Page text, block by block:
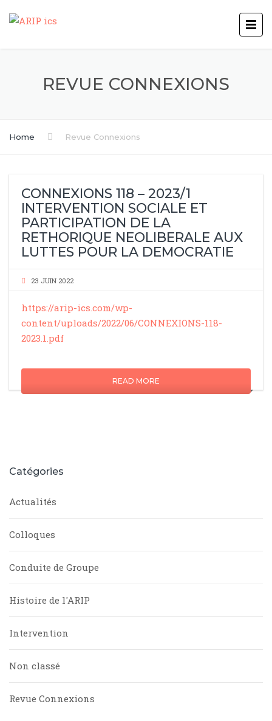
REVUE CONNEXIONS
Home Revue Connexions
CONNEXIONS 118 – 2023/1
INTERVENTION SOCIALE ET
PARTICIPATION DE LA
RETHORIQUE NEOLIBERALE AUX
LUTTES POUR LA DEMOCRATIE
23 JUIN 2022
https://arip-ics.com/wp-
content/uploads/2022/06/CONNEXIONS-118-
2023.1.pdf
READ MORE
Catégories
Actualités
Colloques
Conduite de Groupe
Histoire de l'ARIP
Intervention
Non classé
Revue Connexions